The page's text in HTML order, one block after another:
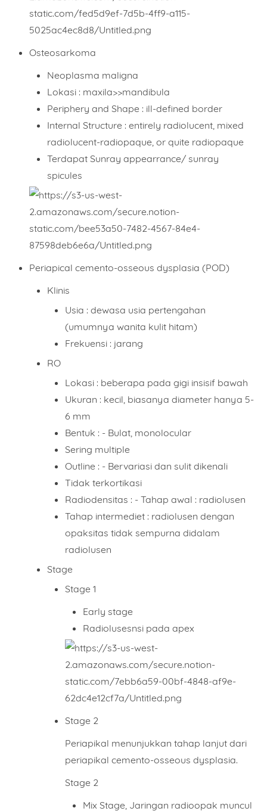
Osteosarkoma
Neoplasma maligna
Lokasi : maxila>>mandibula
Periphery and Shape : ill-defined border
Internal Structure : entirely radiolucent, mixed
radiolucent-radiopaque, or quite radiopaque
TerdapatSunray appearrance/ sunray
spicules
Periapical cemento-osseous dysplasia (POD)
Klinis
Usia : dewasa usia pertengahan
(umumnya wanita kulit hitam)
Frekuensi : jarang
RO
Lokasi : beberapa pada gigi insisif bawah
Ukuran : kecil, biasanya diameter hanya 5-
6 mm
Bentuk : - Bulat, monolocular
Sering multiple
Outline : - Bervariasi dan sulit dikenali
Tidak terkortikasi
Radiodensitas : - Tahap awal : radiolusen
Tahap intermediet : radiolusen dengan
opaksitas tidak sempurna didalam
radiolusen
Stage
Stage 1
Early stage
Radiolusesnsi pada apex
Stage 2
Periapikal menunjukkan tahap lanjut dari
periapikal cemento-osseous dysplasia.
Stage 2
Mix Stage, Jaringan radioopak muncul